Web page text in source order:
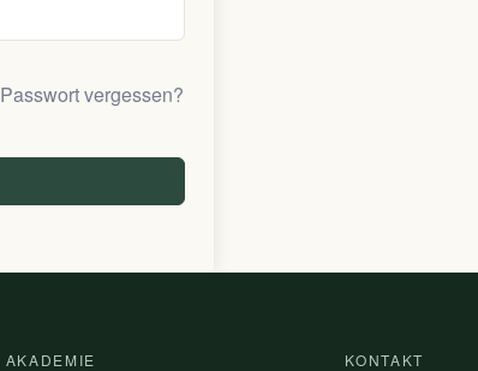
Passwort vergessen?
AKADEMIE KONTAKT